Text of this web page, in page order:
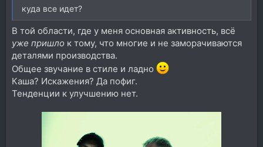
куда все идет?
В той области, где у меня основная активность, всё
уже пришло к тому, что многие и не заморачиваются
деталями производства.
Общее звучание в стиле и ладно
Каша? Искажения? Да пофиг.
Тенденции к улучшению нет.